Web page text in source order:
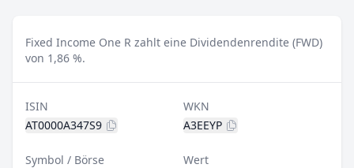
Fixed Income One R zahlt eine Dividendenrendite (FWD)
von 1,86 %.
ISIN
AT0000A347S9
WKN
A3EEYP
Symbol / Börse
Wert